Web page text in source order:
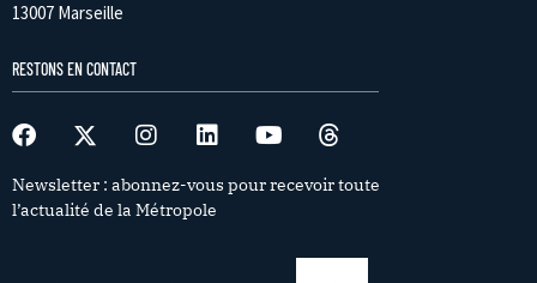
13007 Marseille
RESTONS EN CONTACT
Newsletter : abonnez-vous pour recevoir toute
l’actualité de la Métropole